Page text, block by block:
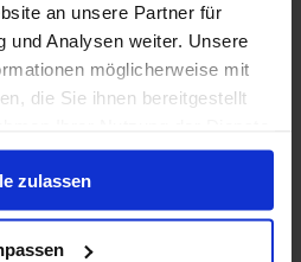
an unsere Partner für
und Analysen weiter. Unsere
möglicherweise mit
die Sie ihnen bereitgestellt
zulassen
Geen alternatieven
€p.p.